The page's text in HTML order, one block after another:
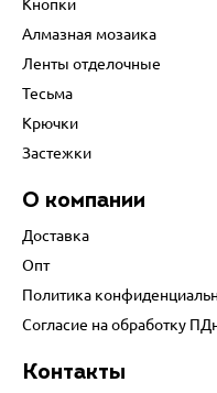
Кнопки
Алмазная мозаика
Ленты отделочные
Тесьма
Крючки
Застежки
О компании
Доставка
Опт
Политика
Согласие на обработку
Контакты